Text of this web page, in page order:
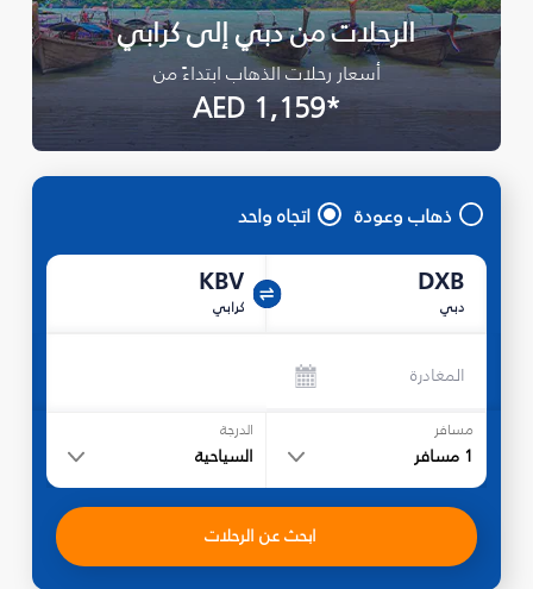
الرحلات من دبي إلى كرابي
أسعار رحلات الذهاب ابتداءً من
*AED 1,159
ذهاب وعودة اتجاه واحد
DXB
دبي
KBV
كرابي
المغادرة
مسافر
1 مسافر
الدرجة
السياحية
ابحث عن الرحلات